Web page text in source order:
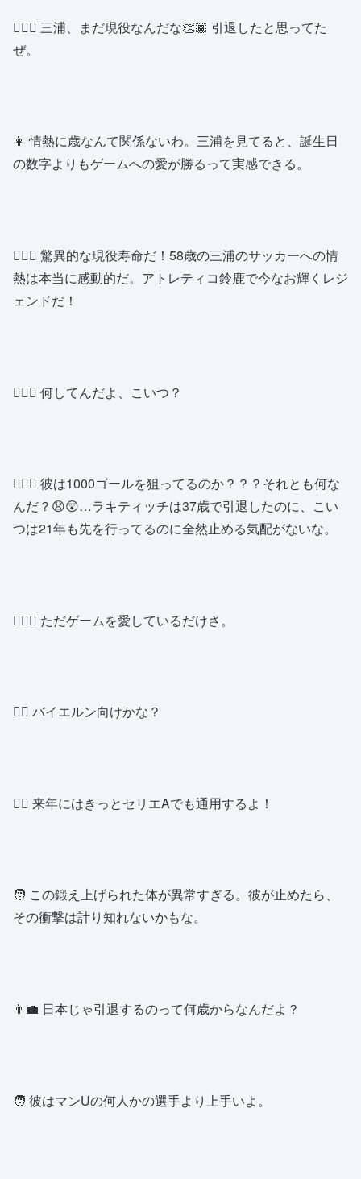
👱🏾‍♂️ 三浦、まだ現役なんだな👏🏾 引退したと思ってた
ぜ。
👩 情熱に歳なんて関係ないわ。三浦を見てると、誕生日
の数字よりもゲームへの愛が勝るって実感できる。
🧑🏿‍♂️ 驚異的な現役寿命だ！58歳の三浦のサッカーへの情
熱は本当に感動的だ。アトレティコ鈴鹿で今なお輝くレジ
ェンドだ！
👱🏿‍♂️ 何してんだよ、こいつ？
🧑🏾‍♂️ 彼は1000ゴールを狙ってるのか？？？それとも何な
んだ？😧😲…ラキティッチは37歳で引退したのに、こい
つは21年も先を行ってるのに全然止める気配がないな。
🧑🏾‍♂️ ただゲームを愛しているだけさ。
🧑‍♂️ バイエルン向けかな？
👱‍♂️ 来年にはきっとセリエAでも通用するよ！
🧑 この鍛え上げられた体が異常すぎる。彼が止めたら、
その衝撃は計り知れないかもな。
👨‍💼 日本じゃ引退するのって何歳からなんだよ？
🧑 彼はマンUの何人かの選手より上手いよ。